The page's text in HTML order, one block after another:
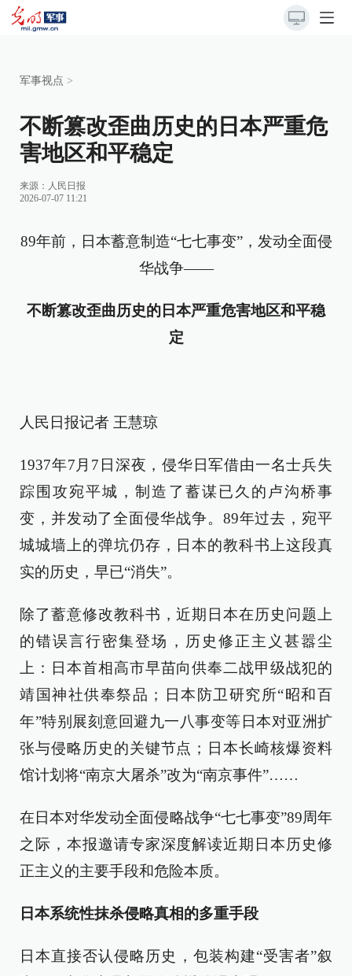
军事视点 >
不断篡改歪曲历史的日本严重危
害地区和平稳定
来源： 人民日报
2026-07-07 11:21
89年前，日本蓄意制造“七七事变”，发动全面侵
华战争——
不断篡改歪曲历史的日本严重危害地区和平稳
定
人民日报记者 王慧琼
1937年7月7日深夜，侵华日军借由一名士兵失
踪围攻宛平城，制造了蓄谋已久的卢沟桥事
变，并发动了全面侵华战争。89年过去，宛平
城城墙上的弹坑仍存，日本的教科书上这段真
实的历史，早已“消失”。
除了蓄意修改教科书，近期日本在历史问题上
的错误言行密集登场，历史修正主义甚嚣尘
上：日本首相高市早苗向供奉二战甲级战犯的
靖国神社供奉祭品；日本防卫研究所“昭和百
年”特别展刻意回避九一八事变等日本对亚洲扩
张与侵略历史的关键节点；日本长崎核爆资料
馆计划将“南京大屠杀”改为“南京事件”……
在日本对华发动全面侵略战争“七七事变”89周年
之际，本报邀请专家深度解读近期日本历史修
正主义的主要手段和危险本质。
日本系统性抹杀侵略真相的多重手段
日本直接否认侵略历史，包装构建“受害者”叙